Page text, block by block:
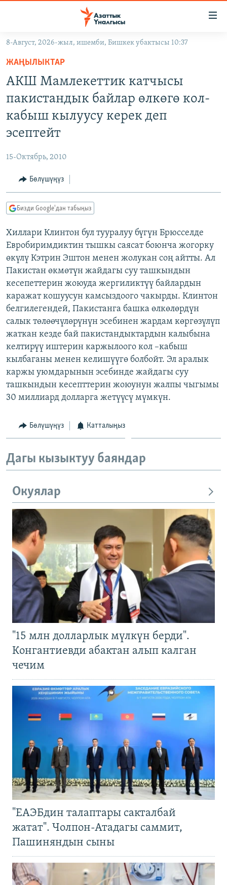
Навигацияга
өтүңүз
Издөөгө
салыңыз
САЯСАТ
ЭКОНОМИКА
ДҮЙНӨ
БОРБОР АЗИЯ
УКРАИНА
АТАЙЫН ИЛИКТӨӨ
БҮГҮН АЗАТТЫКТА
ЭКСПЕРТТЕР ТАЛДАЙТ
БИЗ ЖАНА ДҮЙНӨ
ЭЖЕ-СИҢДИЛЕР
АЗАТТЫК+
ЫҢГАЙСЫЗ СУРООЛОР
ПОДКАСТ
ӨЗГӨЧӨ ПИКИР
Русский
ОНЛАЙН ШЕРИНЕ
ЭЕ/АРнун бардык сайттары
8-Август, 2026-жыл, ишемби, Бишкек убактысы 10:37
ЖАҢЫЛЫКТАР
АКШ Мамлекеттик катчысы
пакистандык байлар өлкөгө кол-
кабыш кылуусу керек деп
эсептейт
15-Октябрь, 2010
Бөлүшүңүз
Бизди Google'дан табыңыз
Хиллари Клинтон бул тууралуу бүгүн Брюсселде
Евробиримдиктин тышкы саясат боюнча жогорку
өкүлү Кэтрин Эштон менен жолукан соң айтты. Ал
Пакистан өкмөтүн жайдагы суу ташкындын
кесепеттерин жоюуда жергиликтүү байлардын
каражат кошуусун камсыздоого чакырды. Клинтон
белгилегендей, Пакистанга башка өлкөлөрдүн
салык төлөөчүлөрүнүн эсебинен жардам көргөзүлүп
жаткан кезде бай пакистандыктардын калыбына
келтирүү иштерин каржылоого кол –кабыш
кылбаганы менен келишүүгө болбойт. Эл аралык
каржы уюмдарынын эсебинде жайдагы суу
ташкындын кесепттерин жоюунун жалпы чыгымы
30 миллиард долларга жетүүсү мүмкүн.
Бөлүшүңүз Катталыңыз
Дагы кызыктуу баяндар
Окуялар
"15 млн долларлык мүлкүн берди".
Конгантиевди абактан алып калган
чечим
"ЕАЭБдин талаптары сакталбай
жатат". Чолпон-Атадагы саммит,
Пашиняндын сыны